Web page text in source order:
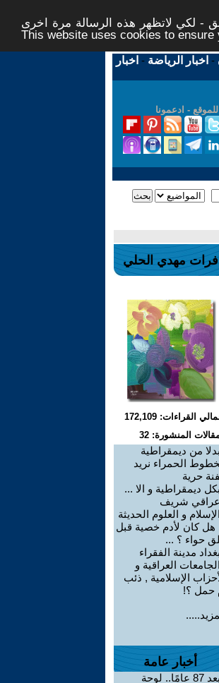
- لكي لاتظهر هذه الرسالة مرة اخرى -
This website uses cookies to
- اخبار الرياضة - اخبار
للموقع - ادعمونا
فرات مهدي الحلي
القراءات: 172,109
المنشورة: 32
بدلا من ديمقراطية
الحمراء نريد
حرية
بكل ديمقراطية و الا ...
عراقي شريف
الإسلام و العلوم الحديثة
هل كان لأدم خصية قبل
حواء ؟ ...
بغداد مدينة الفقراء
الجامعات العراقية و
الإسلامية , ذئب
حمل ؟!
أخبار عامة
بعد 87 عامًا.. لوحة